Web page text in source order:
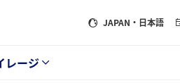
JAPAN ・日本語
レージ